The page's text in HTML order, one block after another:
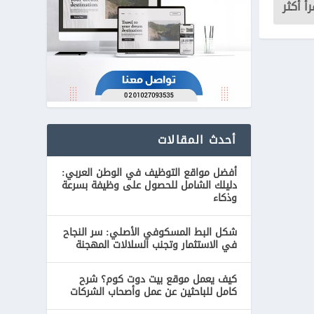
أكثر
أحدث المقالات
أفضل مواقع التوظيف في الوطن العربي:
دليلك الشامل للحصول على وظيفة بسرعة
وذكاء
شكل البط المسكوفي الأصلي: سر النجاح
في الاستثمار وتجنب السلالات المهجنة
كيف يعمل موقع بيت دوت كوم؟ شرح
كامل للباحثين عن عمل وأصحاب الشركات